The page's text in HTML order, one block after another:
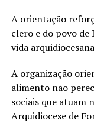
A orientação
clero e do povo
vida
A organização
alimento não
sociais que atuam
Arquidiocese de